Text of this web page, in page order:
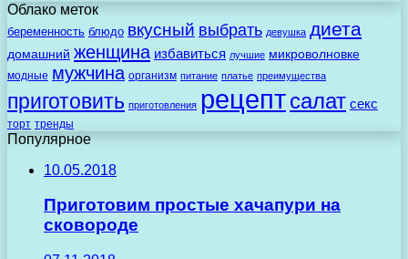
Облако меток
беременность блюдо вкусный выбрать девушка диета
домашний женщина избавиться лучшие микроволновке
модные мужчина организм питание платье преимущества
приготовить приготовления рецептсалат секс
торт тренды
Популярное
10.05.2018
Приготовим простые хачапури на
сковороде